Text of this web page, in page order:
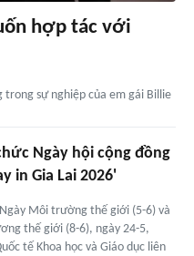
hợp tác với
trong sự nghiệp của em gái Billie
Ngày hội cộng đồng
in Gia Lai 2026'
Môi trường thế giới (5-6) và
thế giới (8-6), ngày 24-5,
tế Khoa học và Giáo dục liên